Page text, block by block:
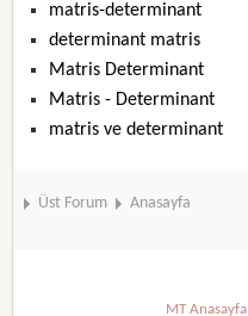
matris-determinant
determinant matris
Matris Determinant
Matris - Determinant
matris ve determinant
Üst Forum Anasayfa
MT Anasayfa